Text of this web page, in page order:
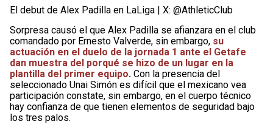
El debut de Alex Padilla en LaLiga | X: @AthleticClub
Sorpresa causó el que Alex Padilla se afianzara en el club
comandado por Ernesto Valverde, sin embargo, su
actuación en el duelo de la jornada 1 ante el Getafe
dan muestra del porqué se hizo de un lugar en la
plantilla del primer equipo. Con la presencia del
seleccionado Unai Simón es difícil que el mexicano vea
participación constate, sin embargo, en el cuerpo técnico
hay confianza de que tienen elementos de seguridad bajo
los tres palos.